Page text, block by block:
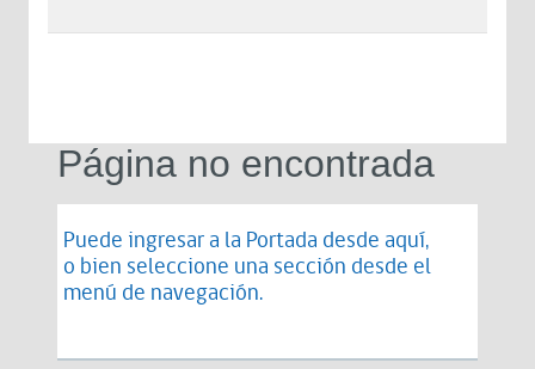
Página no encontrada
Puede ingresar a la Portada desde aquí,
o bien seleccione una sección desde el
menú de navegación.